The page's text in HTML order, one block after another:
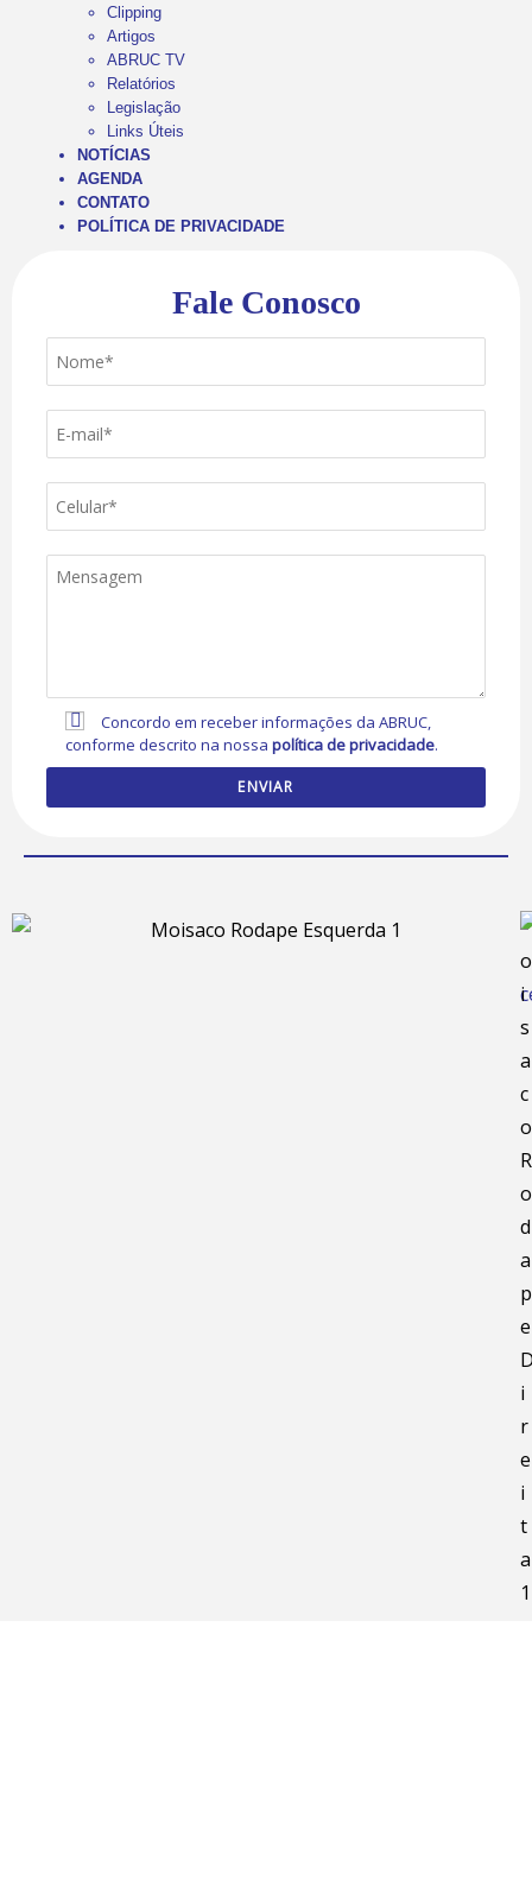
Clipping
Artigos
ABRUC TV
Relatórios
Legislação
Links Úteis
NOTÍCIAS
AGENDA
CONTATO
POLÍTICA DE PRIVACIDADE
Fale Conosco
Concordo em receber informações da ABRUC,
conforme descrito na nossapolítica de privacidade.